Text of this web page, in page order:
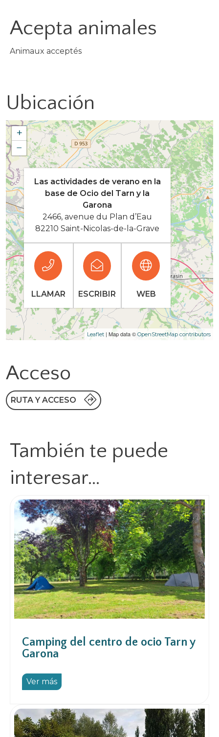
Acepta animales
Animaux acceptés
Ubicación
+
−
Leaflet | Map data © OpenStreetMap contributors
Las actividades de verano en la
base de Ocio del Tarn y la
Garona
2466, avenue du Plan d’Eau
82210 Saint-Nicolas-de-la-Grave
LLAMAR ESCRIBIR WEB
Acceso
RUTA Y ACCESO
También te puede
interesar…
Camping del centro de ocio Tarn y
Garona
Ver más